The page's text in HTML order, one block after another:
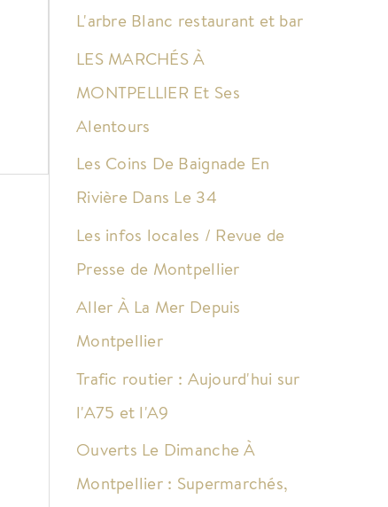
L'arbre Blanc restaurant et bar
LES MARCHÉS À
MONTPELLIER Et Ses
Alentours
Les Coins De Baignade En
Rivière Dans Le 34
Les infos locales / Revue de
Presse de Montpellier
Aller À La Mer Depuis
Montpellier
Trafic routier : Aujourd'hui sur
l'A75 et l'A9
Ouverts Le Dimanche À
Montpellier : Supermarchés,